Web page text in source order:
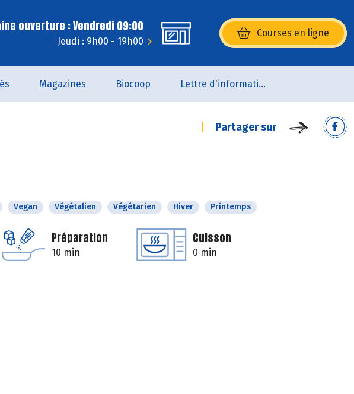
ouverture : Vendredi 09:00
Jeudi : 9h00 - 19h00
Courses en ligne
(s’ouvre dans une nouvelle
Magazines Biocoop Lettre d'information de la Maison de la Bio
Partager sur
Vegan Végétalien Végétarien Hiver Printemps
Préparation
10 min
Cuisson
0 min